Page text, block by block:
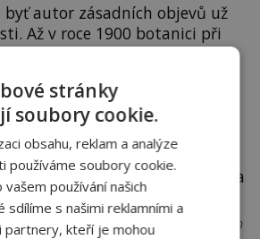
byť autor zásadních objevů už
Až v roce 1900 botanici při
objevili Mendelovy
jich už svět konečně všiml.
od objevení zákonů
lze konstatovat, že
do dnešních dnů. A on
právem považován za
století.
Selected Seeds, Bioethics, Mendelmuseum
stránky
soubory cookie.
obsahu, reklam a analýze
používáme soubory cookie.
používání našich
sdílíme s našimi reklamními a
partnery, kteří je mohou